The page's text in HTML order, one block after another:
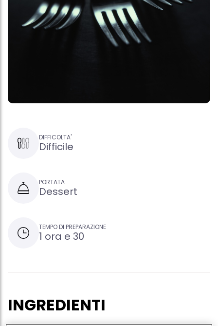
DIFFICOLTA'
Difficile
PORTATA
Dessert
TEMPO DI PREPARAZIONE
1 ora e 30
INGREDIENTI